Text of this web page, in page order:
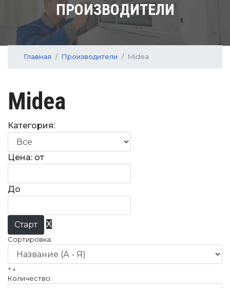
ПРОИЗВОДИТЕЛИ
Главная Производители Midea
Midea
Категория:
Цена: от
До
X
Сортировка:
↑↓
Количество: